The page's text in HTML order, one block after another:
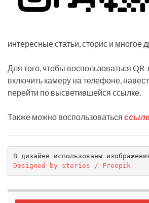
интересные статьи, сторис и многое
Для того, чтобы воспользоваться
включить камеру на телефоне,
перейти по высветившейся ссылке.
Также можно воспользоваться
В дизайне использованы
Designed by stories / Freepik